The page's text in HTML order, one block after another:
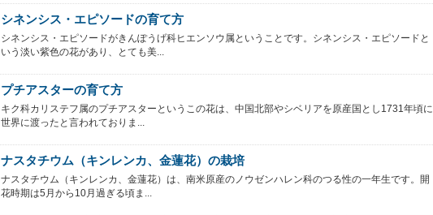
シネンシス・エピソードの育て方
シネンシス・エピソードがきんぽうげ科ヒエンソウ属ということです。シネンシス・エピソードと
いう淡い紫色の花があり、とても美...
プチアスターの育て方
キク科カリステフ属のプチアスターというこの花は、中国北部やシベリアを原産国とし1731年頃に
世界に渡ったと言われておりま...
ナスタチウム（キンレンカ、金蓮花）の栽培
ナスタチウム（キンレンカ、金蓮花）は、南米原産のノウゼンハレン科のつる性の一年生です。開
花時期は5月から10月過ぎる頃ま...